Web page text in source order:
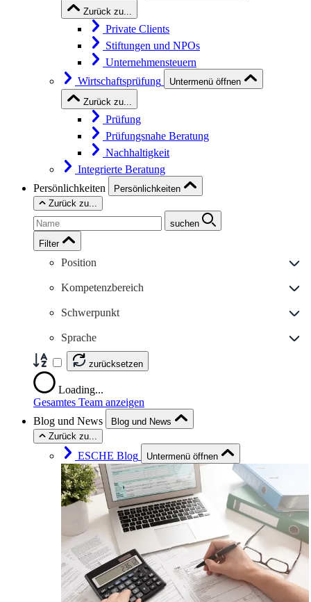
Zurück zu...
Private Clients
Stiftungen und NPOs
Unternehmensteuern
Wirtschaftsprüfung
Untermenü öffnen
Zurück zu...
Prüfung
Prüfungsnahe Beratung
Nachhaltigkeit
Integrierte Beratung
Persönlichkeiten
Persönlichkeiten
Zurück zu...
suchen
Filter
Position
Kompetenzbereich
Schwerpunkt
Sprache
zurücksetzen
Loading...
Gesamtes Team anzeigen
Blog und News
Blog und News
Zurück zu...
ESCHE Blog Untermenü öffnen